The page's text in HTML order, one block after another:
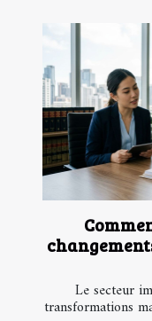
Le secteur
transformations